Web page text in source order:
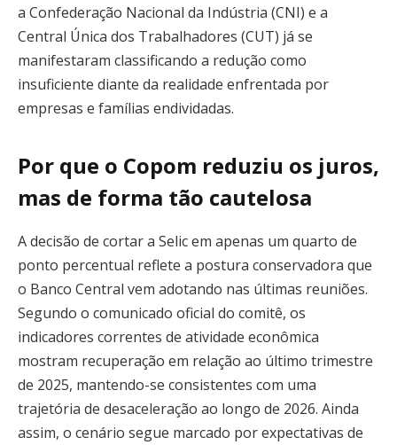
a Confederação Nacional da Indústria (CNI) e a
Central Única dos Trabalhadores (CUT) já se
manifestaram classificando a redução como
insuficiente diante da realidade enfrentada por
empresas e famílias endividadas.
Por que o Copom reduziu os juros,
mas de forma tão cautelosa
A decisão de cortar a Selic em apenas um quarto de
ponto percentual reflete a postura conservadora que
o Banco Central vem adotando nas últimas reuniões.
Segundo o comunicado oficial do comitê, os
indicadores correntes de atividade econômica
mostram recuperação em relação ao último trimestre
de 2025, mantendo-se consistentes com uma
trajetória de desaceleração ao longo de 2026. Ainda
assim, o cenário segue marcado por expectativas de